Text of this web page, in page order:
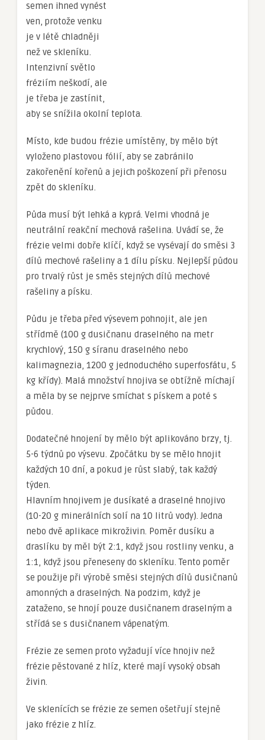
semen ihned vynést
ven, protože venku
je v létě chladněji
než ve skleníku.
Intenzivní světlo
fréziím neškodí, ale
je třeba je zastínit,
aby se snížila okolní teplota.
Místo, kde budou frézie umístěny, by mělo být
vyloženo plastovou fólií, aby se zabránilo
zakořenění kořenů a jejich poškození při přenosu
zpět do skleníku.
Půda musí být lehká a kyprá. Velmi vhodná je
neutrální reakční mechová rašelina. Uvádí se, že
frézie velmi dobře klíčí, když se vysévají do směsi 3
dílů mechové rašeliny a 1 dílu písku. Nejlepší půdou
pro trvalý růst je směs stejných dílů mechové
rašeliny a písku.
Půdu je třeba před výsevem pohnojit, ale jen
střídmě (100 g dusičnanu draselného na metr
krychlový, 150 g síranu draselného nebo
kalimagnezia, 1200 g jednoduchého superfosfátu, 5
kg křídy). Malá množství hnojiva se obtížně míchají
a měla by se nejprve smíchat s pískem a poté s
půdou.
Dodatečné hnojení by mělo být aplikováno brzy, tj.
5-6 týdnů po výsevu. Zpočátku by se mělo hnojit
každých 10 dní, a pokud je růst slabý, tak každý
týden.
Hlavním hnojivem je dusíkaté a draselné hnojivo
(10-20 g minerálních solí na 10 litrů vody). Jedna
nebo dvě aplikace mikroživin. Poměr dusíku a
draslíku by měl být 2:1, když jsou rostliny venku, a
1:1, když jsou přeneseny do skleníku. Tento poměr
se použije při výrobě směsi stejných dílů dusičnanů
amonných a draselných. Na podzim, když je
zataženo, se hnojí pouze dusičnanem draselným a
střídá se s dusičnanem vápenatým.
Frézie ze semen proto vyžadují více hnojiv než
frézie pěstované z hlíz, které mají vysoký obsah
živin.
Ve sklenících se frézie ze semen ošetřují stejně
jako frézie z hlíz.